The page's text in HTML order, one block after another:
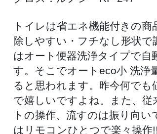
トイレは省エネ機能付きの
除しやすい・フチなし形状で
はオート便器洗浄タイプで自
す。そこでオートeco小 洗浄
ると思われます。昨今何で
で嬉しいですよね。また、
トの操作、流すのは振り向
はリモコンひとつで楽々操